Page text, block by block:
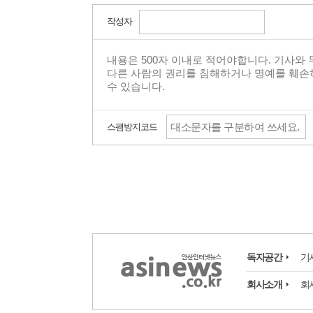
작성자
스팸방지코드
독자공간 기
회사소개 회